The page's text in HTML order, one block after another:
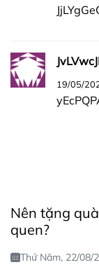
19/05/
Nên tặng
quen?
Thứ Năm, 22/08/